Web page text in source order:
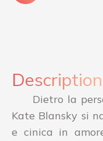
Description
Dietro la
Kate Blansky si
e cinica in